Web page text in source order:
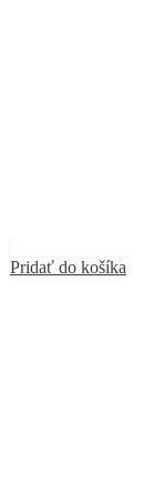
Pridať do košíka